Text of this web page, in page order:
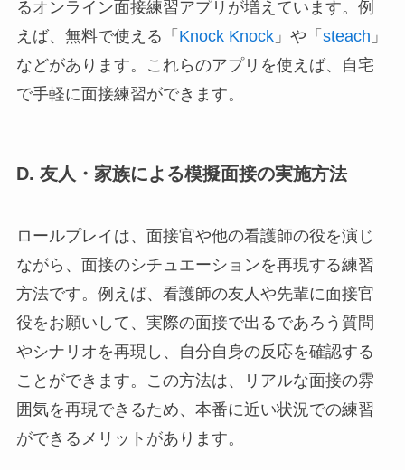
るオンライン面接練習アプリが増えています。例
えば、無料で使える「 Knock Knock」や「 steach 」
などがあります。これらのアプリを使えば、自宅
で手軽に面接練習ができます。
D. 友人・家族による模擬面接の実施方法
ロールプレイは、面接官や他の看護師の役を演じ
ながら、面接のシチュエーションを再現する練習
方法です。例えば、看護師の友人や先輩に面接官
役をお願いして、実際の面接で出るであろう質問
やシナリオを再現し、自分自身の反応を確認する
ことができます。この方法は、リアルな面接の雰
囲気を再現できるため、本番に近い状況での練習
ができるメリットがあります。